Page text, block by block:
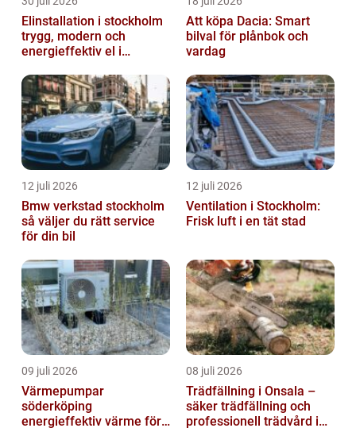
Elinstallation i stockholm
trygg, modern och
energieffektiv el i
Att köpa Dacia: Smart
bilval för plånbok och
vardag
12 juli 2026
Bmw verkstad stockholm
så väljer du rätt service
för din bil
12 juli 2026
Ventilation i Stockholm:
Frisk luft i en tät stad
09 juli 2026
Värmepumpar
söderköping
energieffektiv värme för
08 juli 2026
Trädfällning i Onsala –
säker trädfällning och
professionell trädvård i